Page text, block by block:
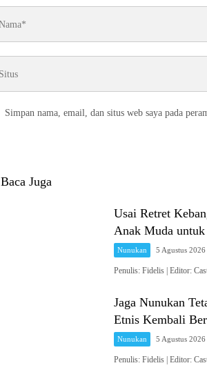
Simpan nama, email, dan situs web saya pada
Baca Juga
Usai Retret
Anak Muda
Nunukan 5 Agustus 2026
Penulis: Fidelis | Editor:
Jaga Nunukan
Etnis Kembali
Nunukan 5 Agustus 2026
Penulis: Fidelis | Editor: